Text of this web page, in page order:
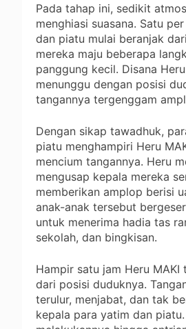
Pada tahap ini, sedikit
menghiasi suasana. Satu
dan piatu mulai beranjak
mereka maju beberapa
panggung kecil. Disana
menunggu dengan posisi
tangannya tergenggam
Dengan sikap tawadhuk,
piatu menghampiri Heru
mencium tangannya. Heru
mengusap kepala mereka
memberikan amplop berisi
anak-anak tersebut
untuk menerima hadia tas
sekolah, dan bingkisan.
Hampir satu jam Heru MAKI
dari posisi duduknya.
terulur, menjabat, dan tak
kepala para yatim dan